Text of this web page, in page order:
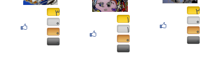
۲
۰
۰
۰
۱
۱
۰
۰
۳
۰
۰
۰